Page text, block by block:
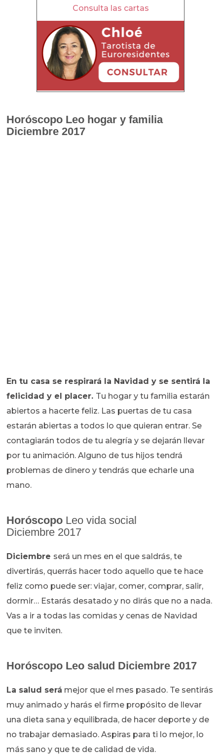
Consulta las cartas
Horóscopo Leo hogar y familia
Diciembre 2017
En tu casa se respirará la Navidad y se sentirá la
felicidad y el placer. Tu hogar y tu familia estarán
abiertos a hacerte feliz. Las puertas de tu casa
estarán abiertas a todos lo que quieran entrar. Se
contagiarán todos de tu alegría y se dejarán llevar
por tu animación. Alguno de tus hijos tendrá
problemas de dinero y tendrás que echarle una
mano.
Horóscopo Leo vida social
Diciembre 2017
Diciembre será un mes en el que saldrás, te
divertirás, querrás hacer todo aquello que te hace
feliz como puede ser: viajar, comer, comprar, salir,
dormir… Estarás desatado y no dirás que no a nada.
Vas a ir a todas las comidas y cenas de Navidad
que te inviten.
Horóscopo Leo salud Diciembre 2017
La salud será mejor que el mes pasado. Te sentirás
muy animado y harás el firme propósito de llevar
una dieta sana y equilibrada, de hacer deporte y de
no trabajar demasiado. Aspiras para ti lo mejor, lo
más sano y que te de calidad de vida.